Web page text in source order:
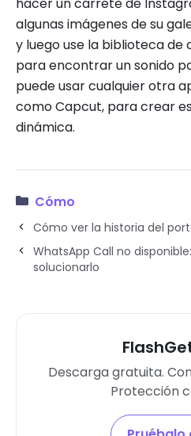
algunas imágenes de su
y luego use la biblioteca de
para encontrar un sonido
puede usar cualquier otra
como Capcut, para crear
dinámica.
Cómo
Cómo ver la historia del
WhatsApp Call no
solucionarlo
Descarga gratuita.
Protección